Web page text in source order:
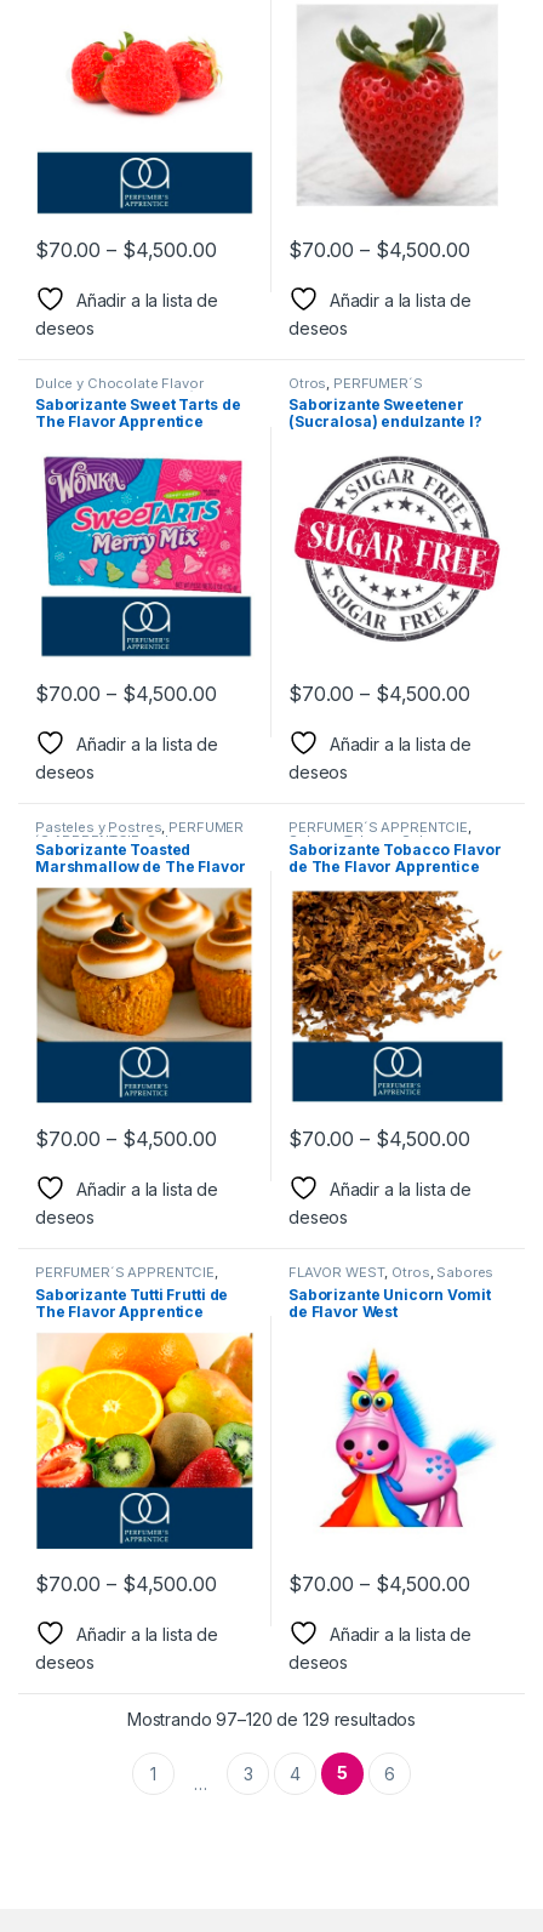
$70.00 – $4,500.00
Añadir a la lista de
deseos
$70.00 – $4,500.00
Añadir a la lista de
deseos
Dulce y Chocolate Flavor
Apprentice ,PERFUMER´S
APPRENTCIE, Sabor a Dulce y
Chocolate,Saborizantes
Saborizante Sweet Tarts de
The Flavor Apprentice
$70.00 – $4,500.00
Añadir a la lista de
deseos
Otros PERFUMER´S
APPRENTCIE Sabores surtidos
Saborizantes
Saborizante Sweetener
(Sucralosa) endulzante l?
Apprentice
$70.00 – $4,500.00
Añadir a la lista de
deseos
Pasteles y Postres, PERFUMER
´S APPRENTCIE Sabor a
Pasteles y postres,
Saborizantes
Saborizante Toasted
Marshmallow de The Flavor
Apprentice
$70.00 – $4,500.00
Añadir a la lista de
deseos
PERFUMER´S APPRENTCIE,
Sabor a Tabaco Sabores
Tabaco,Saborizantes
Saborizante Tobacco Flavor
de The Flavor Apprentice
$70.00 – $4,500.00
Añadir a la lista de
deseos
PERFUMER´S APPRENTCIE,
Sabor a Frutas, Sabores
Frutales,Saborizantes
Saborizante Tutti Frutti de
The Flavor Apprentice
$70.00 – $4,500.00
Añadir a la lista de
deseos
FLAVOR WEST, Otros, Sabores
surtidos Saborizantes
Saborizante Unicorn Vomit
de Flavor West
$70.00 – $4,500.00
Añadir a la lista de
deseos
Mostrando 97–120 de 129 resultados
1 … 3 4 5 6